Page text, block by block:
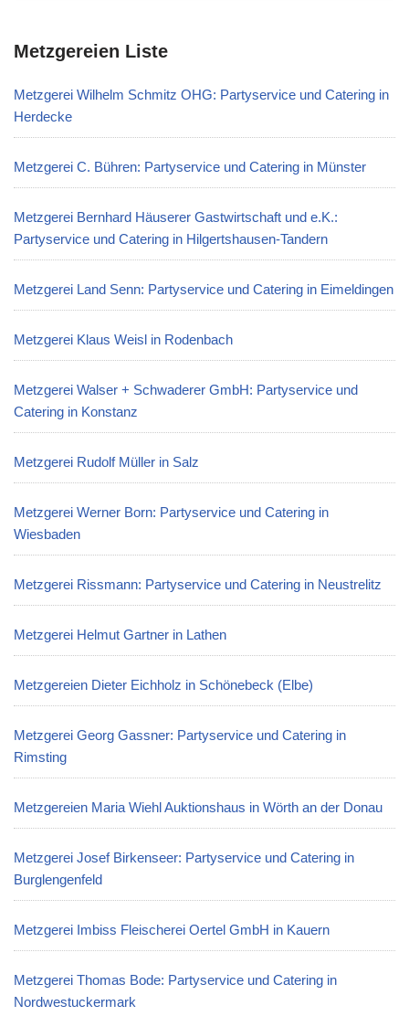
Metzgereien Liste
Metzgerei Wilhelm Schmitz OHG: Partyservice und Catering in
Herdecke
Metzgerei C. Bühren: Partyservice und Catering in Münster
Metzgerei Bernhard Häuserer Gastwirtschaft und e.K.:
Partyservice und Catering in Hilgertshausen-Tandern
Metzgerei Land Senn: Partyservice und Catering in Eimeldingen
Metzgerei Klaus Weisl in Rodenbach
Metzgerei Walser + Schwaderer GmbH: Partyservice und
Catering in Konstanz
Metzgerei Rudolf Müller in Salz
Metzgerei Werner Born: Partyservice und Catering in
Wiesbaden
Metzgerei Rissmann: Partyservice und Catering in Neustrelitz
Metzgerei Helmut Gartner in Lathen
Metzgereien Dieter Eichholz in Schönebeck (Elbe)
Metzgerei Georg Gassner: Partyservice und Catering in
Rimsting
Metzgereien Maria Wiehl Auktionshaus in Wörth an der Donau
Metzgerei Josef Birkenseer: Partyservice und Catering in
Burglengenfeld
Metzgerei Imbiss Fleischerei Oertel GmbH in Kauern
Metzgerei Thomas Bode: Partyservice und Catering in
Nordwestuckermark